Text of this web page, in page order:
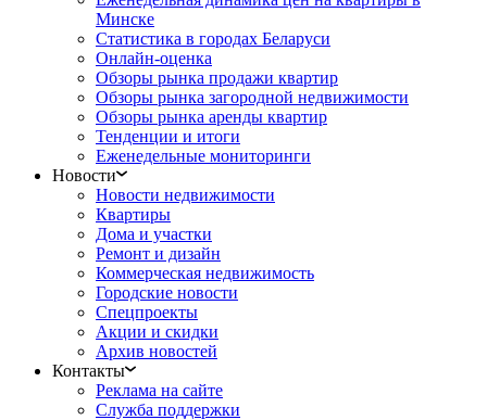
Минске
Статистика в городах Беларуси
Онлайн-оценка
Обзоры рынка продажи квартир
Обзоры рынка загородной недвижимости
Обзоры рынка аренды квартир
Тенденции и итоги
Еженедельные мониторинги
Новости
Новости недвижимости
Квартиры
Дома и участки
Ремонт и дизайн
Коммерческая недвижимость
Городские новости
Спецпроекты
Акции и скидки
Архив новостей
Контакты
Реклама на сайте
Служба поддержки